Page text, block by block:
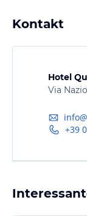
Kontakt
Hotel
Via
+39